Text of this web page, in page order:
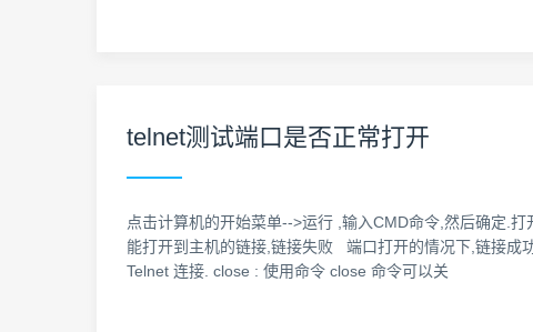
telnet测试端口是否正常打开
点击计算机的开始菜单-->运行 ,输入CMD命令,然后确定.
能打开到主机的链接,链接失败 端口打开的情况下,链接
Telnet 连接. close : 使用命令 close 命令可以关